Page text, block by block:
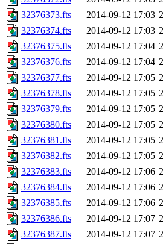
32376373.fts
2014-09-12 17:03
32376374.fts
2014-09-12 17:03
32376375.fts
2014-09-12 17:04
32376376.fts
2014-09-12 17:04
32376377.fts
2014-09-12 17:05
32376378.fts
2014-09-12 17:05
32376379.fts
2014-09-12 17:05
32376380.fts
2014-09-12 17:05
32376381.fts
2014-09-12 17:05
32376382.fts
2014-09-12 17:05
32376383.fts
2014-09-12 17:06
32376384.fts
2014-09-12 17:06
32376385.fts
2014-09-12 17:06
32376386.fts
2014-09-12 17:07
32376387.fts
2014-09-12 17:07